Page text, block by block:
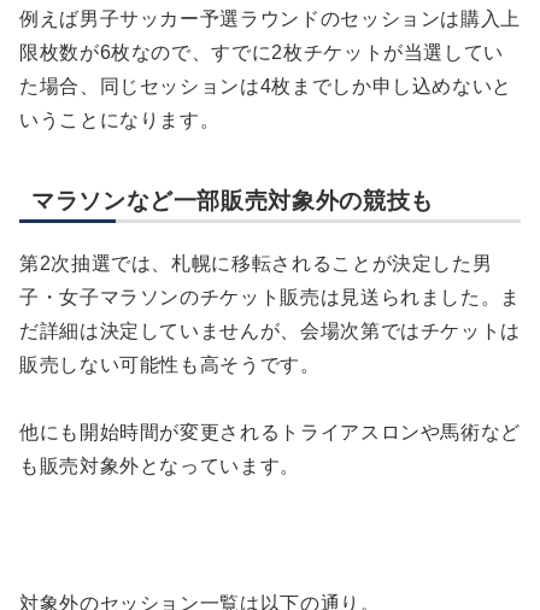
例えば男子サッカー予選ラウンドのセッションは購入上
限枚数が6枚なので、すでに2枚チケットが当選してい
た場合、同じセッションは4枚までしか申し込めないと
いうことになります。
マラソンなど一部販売対象外の競技も
第2次抽選では、札幌に移転されることが決定した男
子・女子マラソンのチケット販売は見送られました。ま
だ詳細は決定していませんが、会場次第ではチケットは
販売しない可能性も高そうです。
他にも開始時間が変更されるトライアスロンや馬術など
も販売対象外となっています。
対象外のセッション一覧は以下の通り。